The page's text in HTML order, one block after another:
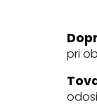
pri